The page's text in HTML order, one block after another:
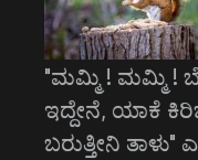
"ಮಮ್ಮಿ ! ಮಮ್ಮಿ !
ಇದ್ದೇನೆ, ಯಾಕೆ
ಬರುತ್ತೀನಿ